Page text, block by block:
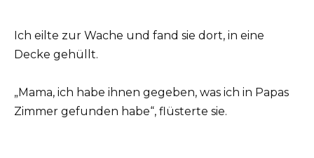
Ich eilte zur Wache und fand sie dort, in eine
Decke gehüllt.
„Mama, ich habe ihnen gegeben, was ich in Papas
Zimmer gefunden habe“, flüsterte sie.